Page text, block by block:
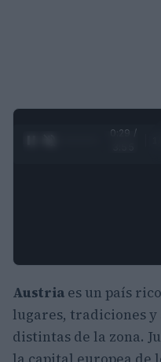
0:30 /
Austria es un país
lugares, tradiciones y
distintas de la zona.